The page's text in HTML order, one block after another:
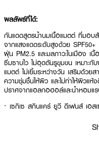
ผลลัพธ์ที่ได้:
กันแดดสูตรน้ำนมเนื้อแมตต์ ที่มอ
จากแสงแดดระดับสูงด้วย SPF50+
ฝุ่น PM2.5 และมลภาวะในเมือง เนื้
ซึมซาบไว ไม่อุดตันรูขุมขน เหมาะ
แมตต์ ไม่เยิ้มระหว่างวัน เสริมด้ว
ความชุ่มชื้นให้ผิว และไม่ทำให้ผิวแ
ปราศจากแอลกอฮอล์และน้ำหอมแ
· เซกิเซ สกินแคร์ ยูวี ดีเฟนส์ เอ
· กันแดดน้ำนมเนื้อแมตต์ บางเบา ไม่